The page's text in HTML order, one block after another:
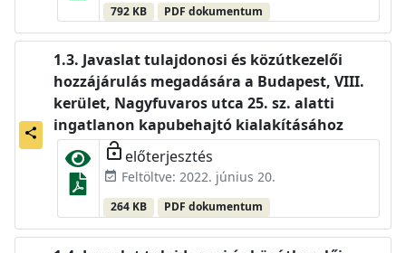
792 KB PDF dokumentum
share
Javaslat tulajdonosi és közútkezelői
hozzájárulás megadására a Budapest, VIII.
kerület, Nagyfuvaros utca 25. sz. alatti
ingatlanon kapubehajtó kialakításához
lock_open előterjesztés
event_available Feltöltve: 2022. június 20.
264 KB PDF dokumentum